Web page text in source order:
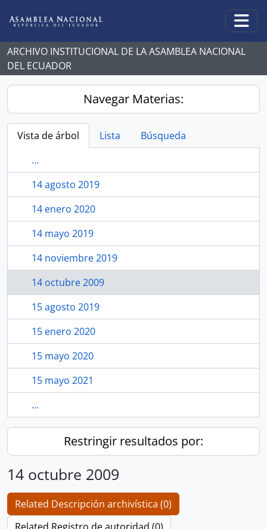
ARCHIVO INSTITUCIONAL DE LA ASAMBLEA NACIONAL
DEL ECUADOR
Navegar Materias:
Vista de árbol Lista
Búsqueda
...
14 agosto 2019
14 enero 2020
14 mayo 2019
14 noviembre 2019
14 octubre 2009
15 agosto 2019
15 enero 2020
15 mayo 2020
15 mayo 2021
...
Restringir resultados por:
14 octubre 2009
Related Descripción archivística (0)